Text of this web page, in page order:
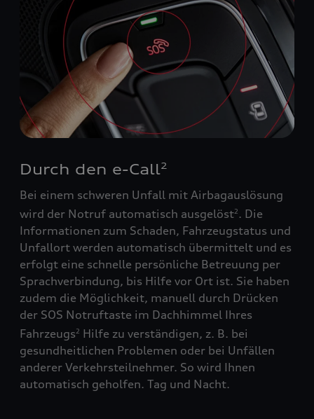
Durch den e-Call2
Bei einem schweren Unfall mit Airbagauslösung
wird der Notruf automatisch ausgelöst2 . Die
Informationen zum Schaden, Fahrzeugstatus und
Unfallort werden automatisch übermittelt und es
erfolgt eine schnelle persönliche Betreuung per
Sprachverbindung, bis Hilfe vor Ort ist. Sie haben
zudem die Möglichkeit, manuell durch Drücken
der SOS Notruftaste im Dachhimmel Ihres
Fahrzeugs2 Hilfe zu verständigen, z. B. bei
gesundheitlichen Problemen oder bei Unfällen
anderer Verkehrsteilnehmer. So wird Ihnen
automatisch geholfen. Tag und Nacht.